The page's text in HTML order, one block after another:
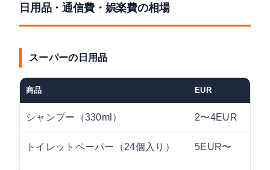
日用品・通信費・娯楽費の相場
スーパーの日用品
商品 EUR
シャンプー（330ml） 2〜4EUR
トイレットペーパー（24個入り） 5EUR〜